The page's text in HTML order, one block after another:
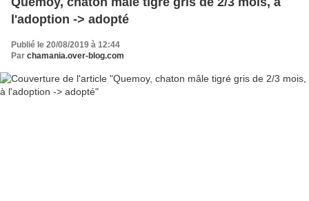
l'adoption -> adopté
Publié le 20/08/2019 à 12:44
Par chamania.over-blog.com